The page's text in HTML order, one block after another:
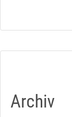
Archiv